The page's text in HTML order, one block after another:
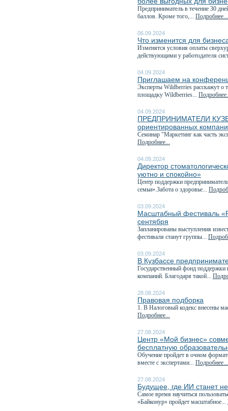
Предприниматель в течение 30
баллов. Кроме того,... Подробнее...
06.09.2024
Что изменится для
Изменятся условия оплаты
действующими у работодателя
04.09.2024
Приглашаем на
Эксперты Wildberries расскажут о
площадку Wildberries...
04.09.2024
ПРЕДПРИНИМАТЕЛИ
ориентированных
Семинар "Маркетинг как часть
Подробнее...
04.09.2024
Директор
уютно и спокойно»
Центр поддержки
семьи».Забота о здоровье...
03.09.2024
Масштабный фестиваль
сентября
Запланированы выступления
фестиваля станут группы...
03.09.2024
В Кузбассе
Государственный фонд поддержки
компаний. Благодаря такой...
28.08.2024
Правовая подборка
1. В Налоговый кодекс внесены
Подробнее...
27.08.2024
Центр «Мой бизнес»
бесплатную
Обучение пройдет в очном
вместе с экспертами... Подробнее...
27.08.2024
Будущее, где ИИ станет
Самое время научиться
«Байконур» пройдет масштабное...